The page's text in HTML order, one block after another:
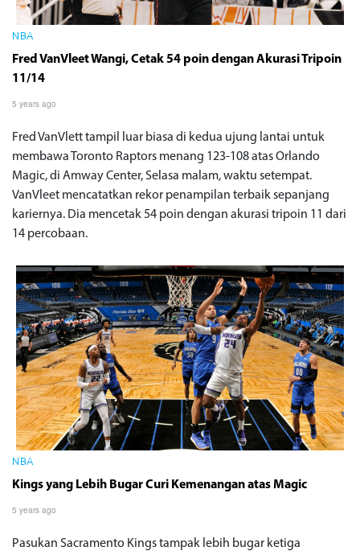
NBA
Fred VanVleet Wangi, Cetak 54 poin dengan Akurasi Tripoin
11/14
5 years ago
Fred VanVlett tampil luar biasa di kedua ujung lantai untuk
membawa Toronto Raptors menang 123-108 atas Orlando
Magic, di Amway Center, Selasa malam, waktu setempat.
VanVleet mencatatkan rekor penampilan terbaik sepanjang
kariernya. Dia mencetak 54 poin dengan akurasi tripoin 11 dari
14 percobaan.
NBA
Kings yang Lebih Bugar Curi Kemenangan atas Magic
5 years ago
Pasukan Sacramento Kings tampak lebih bugar ketiga